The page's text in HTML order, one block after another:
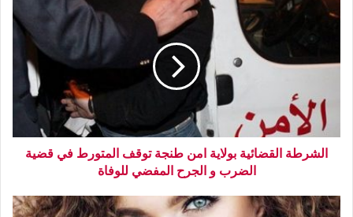
الشرطة القضائية بولاية امن طنجة توقف المتورط في قضية
الضرب و الجرح المفضي للوفاة